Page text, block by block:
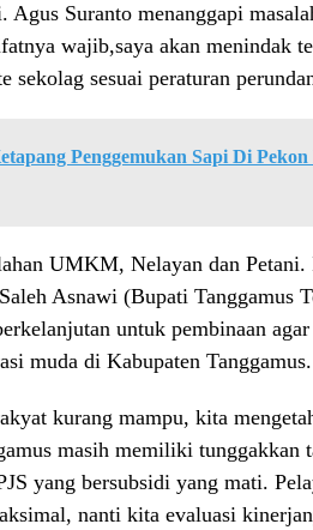
Suranto menanggapi
wajib,saya akan menindak
sekolag sesuai peraturan
Penggemukan Sapi Di
UMKM, Nelayan dan
Asnawi (Bupati Tanggamus
untuk pembinaan
muda di Kabupaten
kurang mampu, kita
masih memiliki tunggakkan
yang bersubsidi yang mati.
nanti kita evaluasi